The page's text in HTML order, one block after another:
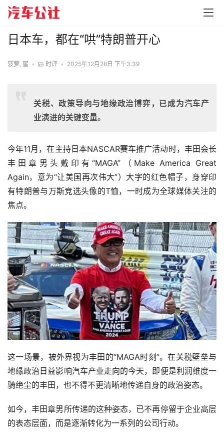
日本车，都在“哄”特朗普开心
菠萝, 蜜 • 时评 • 2025年12月28日 下午3:39
关税、政策导向与地缘政治博弈，已成为汽车产
业演进的关键变量。
今年11月，在主持日本NASCAR赛车推广活动时，丰田会长
丰田章男头戴印有“MAGA”（Make America Great
Again，意为“让美国再次伟大”）大字的红色帽子，身穿印
有特朗普与万斯竞选头像的T恤，一时成为全球媒体关注的
焦点。
这一场景，被外界视为丰田的“MAGA时刻”。在关税壁垒与
地缘政治日益影响汽车产业走向的今天，即便是利润维度一
骑绝尘的丰田，也不得不更清晰地传递自身的政治姿态。
如今，丰田章男所传递的这种姿态，已不再停留于企业高层
的表态层面，而是逐渐转化为一系列的公司行动。